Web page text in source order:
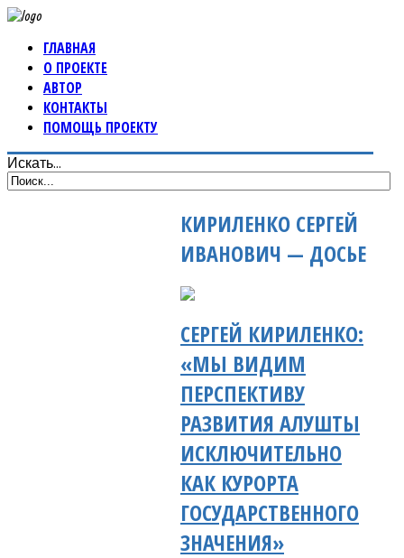
ГЛАВНАЯ
О ПРОЕКТЕ
АВТОР
КОНТАКТЫ
ПОМОЩЬ ПРОЕКТУ
Искать...
КИРИЛЕНКО СЕРГЕЙ
ИВАНОВИЧ — ДОСЬЕ
СЕРГЕЙ КИРИЛЕНКО:
«МЫ ВИДИМ
ПЕРСПЕКТИВУ
РАЗВИТИЯ АЛУШТЫ
ИСКЛЮЧИТЕЛЬНО
КАК КУРОРТА
ГОСУДАРСТВЕННОГО
ЗНАЧЕНИЯ»